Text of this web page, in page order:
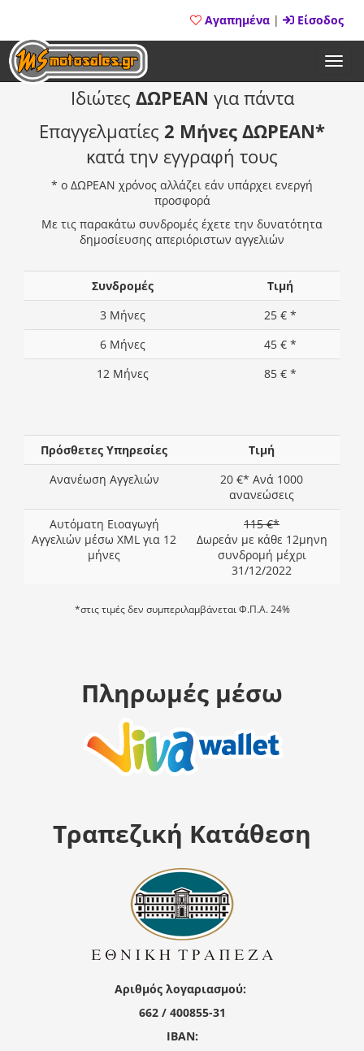
Αγαπημένα | Είσοδος
Ιδιώτες ΔΩΡΕΑΝ για πάντα
Επαγγελματίες 2 Μήνες ΔΩΡΕΑΝ*
κατά την εγγραφή τους
* ο ΔΩΡΕΑΝ χρόνος αλλάζει εάν υπάρχει ενεργή
προσφορά
Με τις παρακάτω συνδρομές έχετε την δυνατότητα
δημοσίευσης απεριόριστων αγγελιών
Συνδρομές
Τιμή
3 Μήνες
25 € *
6 Μήνες
45 € *
12 Μήνες
85 € *
Πρόσθετες Υπηρεσίες
Τιμή
Ανανέωση Αγγελιών
20 €* Ανά 1000
ανανεώσεις
Αυτόματη Ειοαγωγή
Αγγελιών μέσω XML για 12
μήνες
115 €*
Δωρεάν με κάθε 12μηνη
συνδρομή μέχρι
31/12/2022
*στις τιμές δεν συμπεριλαμβάνεται Φ.Π.Α. 24%
Πληρωμές μέσω
Τραπεζική Κατάθεση
Αριθμός λογαριασμού:
662 / 400855-31
IBAN: